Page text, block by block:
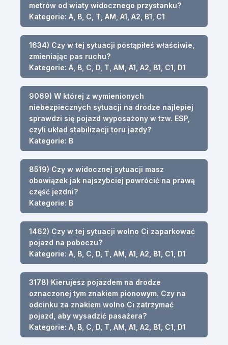
metrów od wiaty widocznego przystanku?
Kategorie: A, B, C, T, AM, A1, A2, B1, C1
1634) Czy w tej sytuacji postąpiłeś właściwie,
zmieniając pas ruchu?
Kategorie: A, B, C, D, T, AM, A1, A2, B1, C1, D1
9069) W której z wymienionych
niebezpiecznych sytuacji na drodze najlepiej
sprawdzi się pojazd wyposażony w tzw. ESP,
czyli układ stabilizacji toru jazdy?
Kategorie: B
8519) Czy w widocznej sytuacji masz
obowiązek jak najszybciej powrócić na prawą
część jezdni?
Kategorie: B
1462) Czy w tej sytuacji wolno Ci zaparkować
pojazd na poboczu?
Kategorie: A, B, C, D, T, AM, A1, A2, B1, C1, D1
3178) Kierujesz pojazdem na drodze
oznaczonej tym znakiem pionowym. Czy na
odcinku za znakiem wolno Ci zatrzymać
pojazd, aby wysadzić pasażera?
Kategorie: A, B, C, D, T, AM, A1, A2, B1, C1, D1